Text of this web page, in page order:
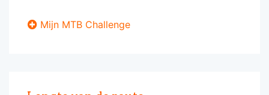
Mijn MTB Challenge